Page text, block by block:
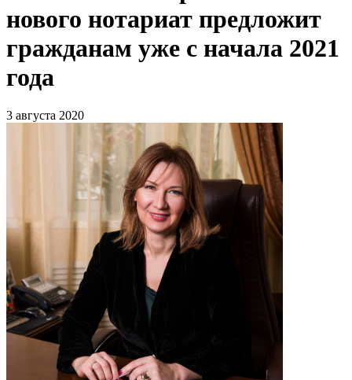
нового нотариат предложит
гражданам уже с начала 2021
года
3 августа 2020